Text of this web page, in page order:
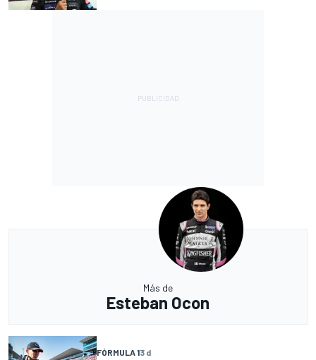
Más de
Esteban Ocon
FÓRMULA 13 d